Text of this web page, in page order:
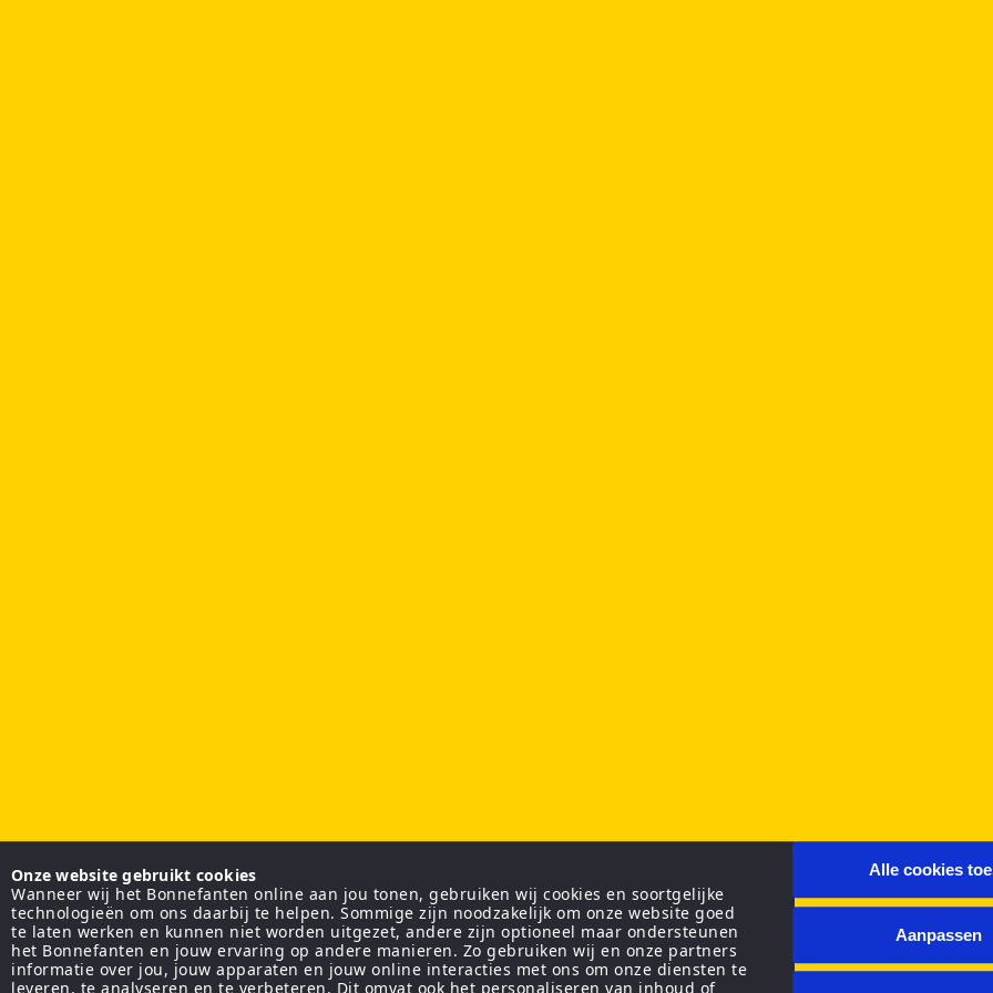
Onze website gebruikt cookies
Wanneer wij het Bonnefanten online aan jou tonen, gebruiken wij cookies en soortgelijke
technologieën om ons daarbij te helpen. Sommige zijn noodzakelijk om onze website goed
te laten werken en kunnen niet worden uitgezet, andere zijn optioneel maar ondersteunen
het Bonnefanten en jouw ervaring op andere manieren. Zo gebruiken wij en onze partners
informatie over jou, jouw apparaten en jouw online interacties met ons om onze diensten te
leveren, te analyseren en te verbeteren. Dit omvat ook het personaliseren van inhoud of
Alle cookies
Aanpassen